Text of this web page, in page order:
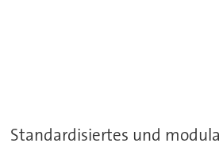
Standardisiertes und